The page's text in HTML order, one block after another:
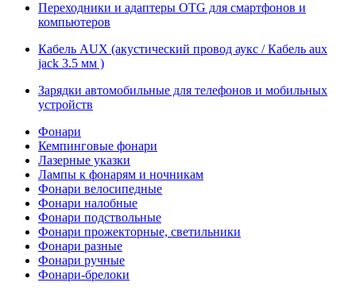
Переходники и адаптеры OTG для смартфонов и
компьютеров
Кабель AUX (акустический провод аукс / Кабель aux
jack 3.5 мм )
Зарядки автомобильные для телефонов и мобильных
устройств
Фонари
Кемпинговые фонари
Лазерные указки
Лампы к фонарям и ночникам
Фонари велосипедные
Фонари налобные
Фонари подствольные
Фонари прожекторные, светильники
Фонари разные
Фонари ручные
Фонари-брелоки